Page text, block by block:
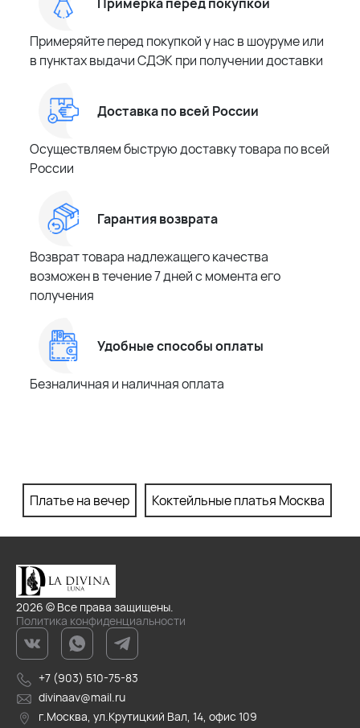
Примеряйте перед покупкой у нас в шоуруме или
в пунктах выдачи СДЭК при получении доставки
Доставка по всей России
Осуществляем быструю доставку товара по всей
России
Гарантия возврата
Возврат товара надлежащего качества
возможен в течение 7 дней с момента его
получения
Удобные способы оплаты
Безналичная и наличная оплата
Платье на вечер Коктейльные платья Москва
2026 © Все права защищены.
Политика конфиденциальности
+7 (903) 510-75-83
divinaav@mail.ru
г.Москва, ул.Крутицкий Вал, 14, офис 109